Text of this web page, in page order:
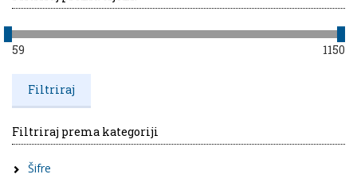
59 1150
Filtriraj prema kategoriji
Šifre